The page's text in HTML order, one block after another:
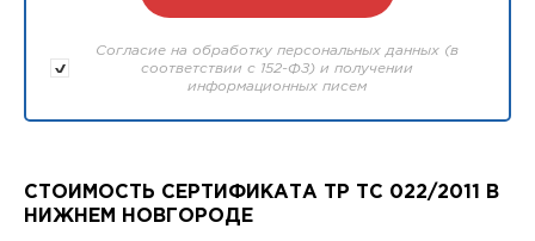
Согласие на обработку персональных данных (в
соответствии с 152-ФЗ) и получении
информационных писем
СТОИМОСТЬ СЕРТИФИКАТА ТР ТС 022/2011 В
НИЖНЕМ НОВГОРОДЕ